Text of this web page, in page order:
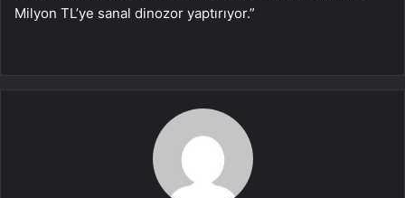
Milyon TL’ye sanal dinozor yaptırıyor.”